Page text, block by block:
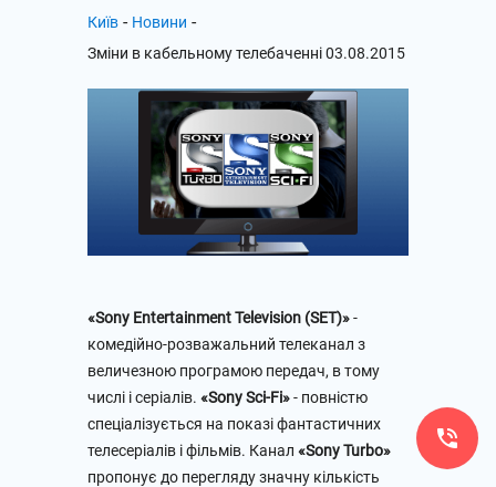
Київ - Новини -
Зміни в кабельному телебаченні 03.08.2015
«Sony Entertainment Television (SET)»-
комедійно-розважальний телеканал з
величезною програмою передач, в тому
числі і серіалів. «Sony Sci-Fi»- повністю
спеціалізується на показі фантастичних
телесеріалів і фільмів. Канал «Sony Turbo»
пропонує до перегляду значну кількість